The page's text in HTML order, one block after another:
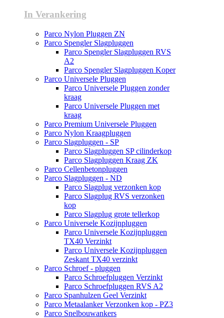
In Verankering
Parco Nylon Pluggen ZN
Parco Spengler Slagpluggen
Parco Spengler Slagpluggen RVS
A2
Parco Spengler Slagpluggen Koper
Parco Universele Pluggen
Parco Universele Pluggen zonder
kraag
Parco Universele Pluggen met
kraag
Parco Premium Universele Pluggen
Parco Nylon Kraagpluggen
Parco Slagpluggen - SP
Parco Slagpluggen SP cilinderkop
Parco Slagpluggen Kraag ZK
Parco Cellenbetonpluggen
Parco Slagpluggen - ND
Parco Slagplug verzonken kop
Parco Slagplug RVS verzonken
kop
Parco Slagplug grote tellerkop
Parco Universele Kozijnpluggen
Parco Universele Kozijnpluggen
TX40 Verzinkt
Parco Universele Kozijnpluggen
Zeskant TX40 verzinkt
Parco Schroef - pluggen
Parco Schroefpluggen Verzinkt
Parco Schroefpluggen RVS A2
Parco Spanhulzen Geel Verzinkt
Parco Metaalanker Verzonken kop - PZ3
Parco Snelbouwankers